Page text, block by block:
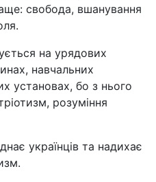
свобода, вшанування
на урядових
навчальних
установах, бо з нього
розуміння
українців та надихає